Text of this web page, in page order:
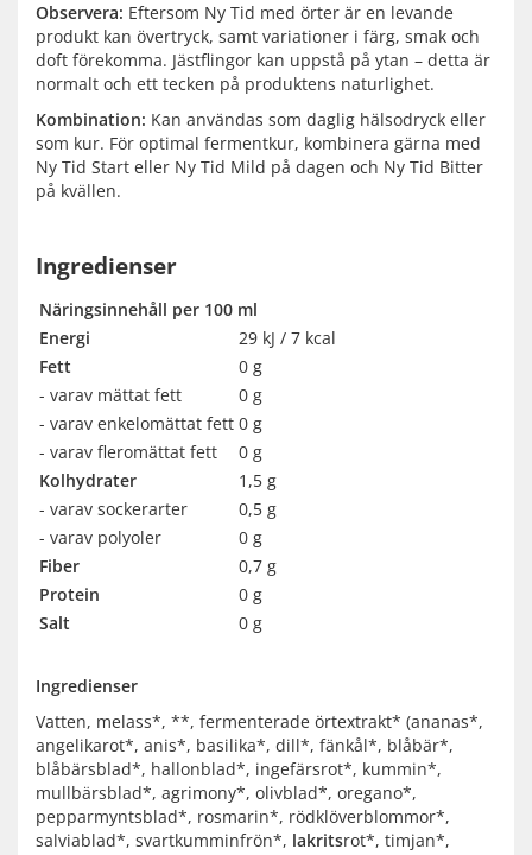
Observera: Eftersom Ny Tid med örter är en levande
produkt kan övertryck, samt variationer i färg, smak och
doft förekomma. Jästflingor kan uppstå på ytan – detta är
normalt och ett tecken på produktens naturlighet.
Kombination: Kan användas som daglig hälsodryck eller
som kur. För optimal fermentkur, kombinera gärna med
Ny Tid Start eller Ny Tid Mild på dagen och Ny Tid Bitter
på kvällen.
Ingredienser
Näringsinnehåll per 100 ml
Energi
29 kJ / 7 kcal
Fett
0 g
- varav mättat fett
0 g
- varav enkelomättat fett 0 g
- varav fleromättat fett
0 g
Kolhydrater
1,5 g
- varav sockerarter
0,5 g
- varav polyoler
0 g
Fiber
0,7 g
Protein
0 g
Salt
0 g
Ingredienser
Vatten, melass*, **, fermenterade örtextrakt* (ananas*,
angelikarot*, anis*, basilika*, dill*, fänkål*, blåbär*,
blåbärsblad*, hallonblad*, ingefärsrot*, kummin*,
mullbärsblad*, agrimony*, olivblad*, oregano*,
pepparmyntsblad*, rosmarin*, rödklöverblommor*,
salviablad*, svartkumminfrön*, lakritsrot*, timjan*,